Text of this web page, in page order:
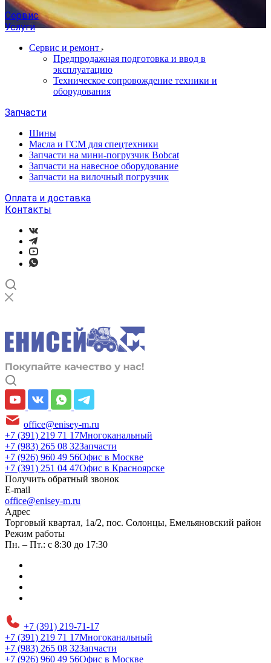
Сервис
Услуги
Сервис и ремонт
Предпродажная подготовка и ввод в
эксплуатацию
Техническое сопровождение техники и
оборудования
Запчасти
Шины
Масла и ГСМ для спецтехники
Запчасти на мини-погрузчик Bobcat
Запчасти на навесное оборудование
Запчасти на вилочный погрузчик
Оплата и доставка
Контакты
office@enisey-m.ru
+7 (391) 219 71 17Многоканальный
+7 (983) 265 08 32Запчасти
+7 (926) 960 49 56Офис в Москве
+7 (391) 251 04 47Офис в Красноярске
Получить обратный звонок
E-mail
office@enisey-m.ru
Адрес
​Торговый квартал, 1а/2, пос. Солонцы, Емельяновский район
Режим работы
Пн. – Пт.: с 8:30 до 17:30
+7 (391) 219-71-17
+7 (391) 219 71 17Многоканальный
+7 (983) 265 08 32Запчасти
+7 (926) 960 49 56Офис в Москве